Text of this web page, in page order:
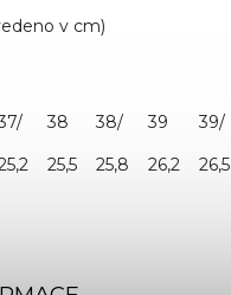
v cm)
38 38/ 39 39/
25,5 25,8 26,2 26,5